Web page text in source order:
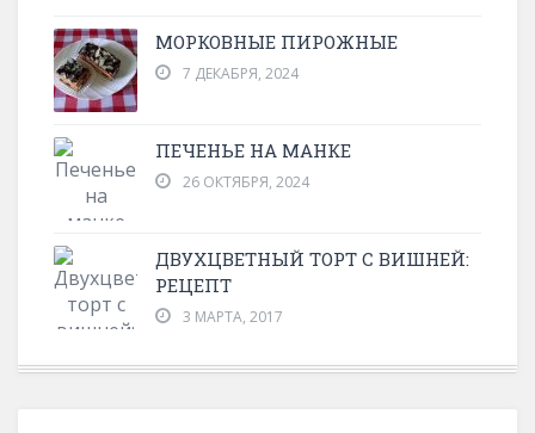
МОРКОВНЫЕ ПИРОЖНЫЕ
7 ДЕКАБРЯ, 2024
ПЕЧЕНЬЕ НА МАНКЕ
26 ОКТЯБРЯ, 2024
ДВУХЦВЕТНЫЙ ТОРТ С ВИШНЕЙ:
РЕЦЕПТ
3 МАРТА, 2017